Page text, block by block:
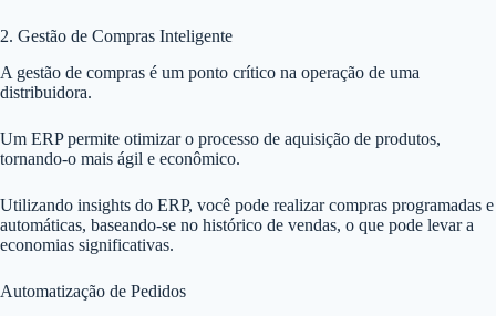
2. Gestão de Compras Inteligente
A gestão de compras é um ponto crítico na operação de uma
distribuidora.
Um ERP permite otimizar o processo de aquisição de produtos,
tornando-o mais ágil e econômico.
Utilizando insights do ERP, você pode realizar compras programadas e
automáticas, baseando-se no histórico de vendas, o que pode levar a
economias significativas.
Automatização de Pedidos